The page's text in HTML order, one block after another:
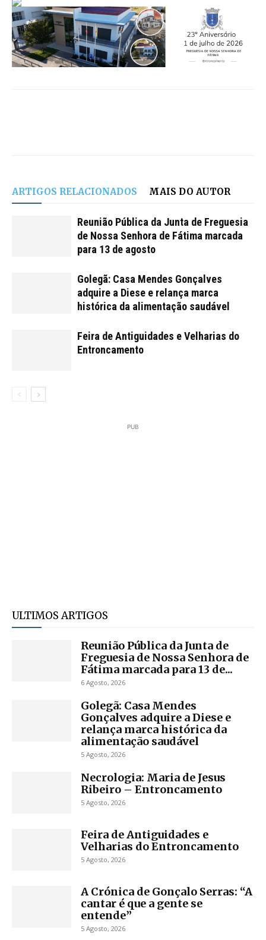
ARTIGOS RELACIONADOS MAIS DO AUTOR
Reunião Pública da Junta de Freguesia
de Nossa Senhora de Fátima marcada
para 13 de agosto
Golegã: Casa Mendes Gonçalves
adquire a Diese e relança marca
histórica da alimentação saudável
Feira de Antiguidades e Velharias do
Entroncamento
PUB
ULTIMOS ARTIGOS
Reunião Pública da Junta de
Freguesia de Nossa Senhora de
Fátima marcada para 13 de...
6 Agosto, 2026
Golegã: Casa Mendes
Gonçalves adquire a Diese e
relança marca histórica da
alimentação saudável
5 Agosto, 2026
Necrologia: Maria de Jesus
Ribeiro – Entroncamento
5 Agosto, 2026
Feira de Antiguidades e
Velharias do Entroncamento
5 Agosto, 2026
A Crónica de Gonçalo Serras: “A
cantar é que a gente se
entende”
5 Agosto, 2026